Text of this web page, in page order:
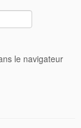
le navigateur